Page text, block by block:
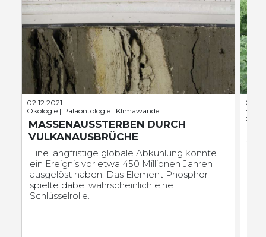
02.12.2021
Ökologie | Paläontologie | Klimawandel
MASSENAUSSTERBEN DURCH
VULKANAUSBRÜCHE
Eine langfristige globale Abkühlung könnte
ein Ereignis vor etwa 450 Millionen Jahren
ausgelöst haben. Das Element Phosphor
spielte dabei wahrscheinlich eine
Schlüsselrolle.